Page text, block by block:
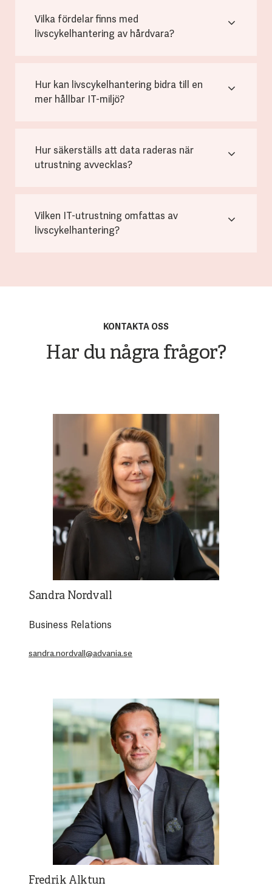
Vilka fördelar finns med
livscykelhantering av hårdvara?
Hur kan livscykelhantering bidra till en
mer hållbar IT-miljö?
Hur säkerställs att data raderas när
utrustning avvecklas?
Vilken IT-utrustning omfattas av
livscykelhantering?
KONTAKTA OSS
Har du några frågor?
Sandra Nordvall
Business Relations
sandra.nordvall@advania.se
Fredrik Alktun